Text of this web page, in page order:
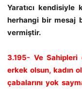
Yaratıcı kendisiyle
herhangi bir mesaj
vermiştir.
3.195- Ve Sahipleri
erkek olsun, kadın
çabalarını yok